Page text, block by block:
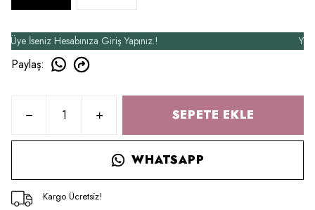
Hesabınıza Giriş Yapınız.! Yeni
Paylaş:
SEPETE EKLE
WHATSAPP
Kargo Ücretsiz!